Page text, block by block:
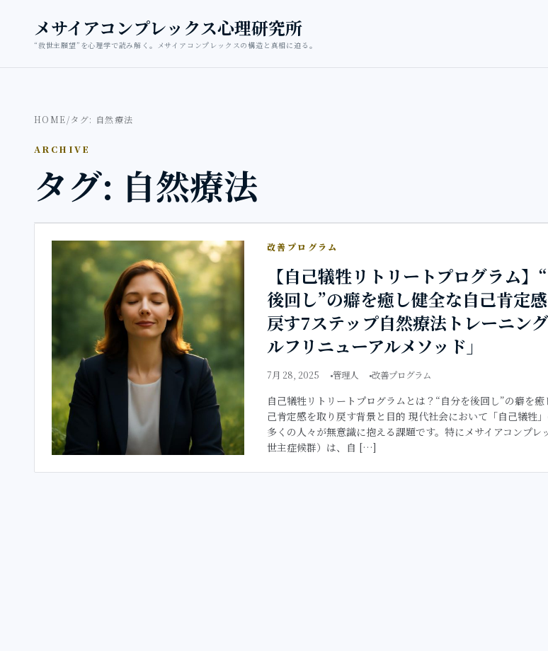
メサイアコンプレックス心理研究所
“救世主願望”を心理学で読み解く。メサイアコンプレックスの構造と真相に迫る。
HOME/タグ: 自然療法
ARCHIVE
タグ: 自然療法
改善プログラム
【自己犠牲リトリートプログラム】
後回し”の癖を癒し健全な自己肯定
戻す7ステップ自然療法トレーニン
ルフリニューアルメソッド」
7月 28, 2025 管理人 改善プログラム
自己犠牲リトリートプログラムとは？“自分を後回し”の癖を癒
己肯定感を取り戻す背景と目的 現代社会において「自己犠牲」
多くの人々が無意識に抱える課題です。特にメサイアコンプレ
世主症候群）は、自 […]